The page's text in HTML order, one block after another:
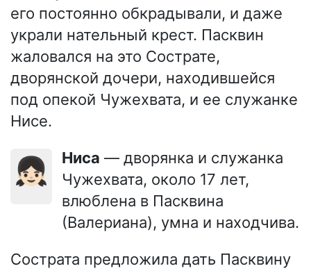
его постоянно обкрадывали, и даже
украли нательный крест. Пасквин
жаловался на это Сострате,
дворянской дочери, находившейся
под опекой Чужехвата, и ее служанке
Нисе.
👧🏻 Ниса — дворянка и служанка
Чужехвата, около 17 лет,
влюблена в Пасквина
(Валериана), умна и находчива.
Сострата предложила дать Пасквину